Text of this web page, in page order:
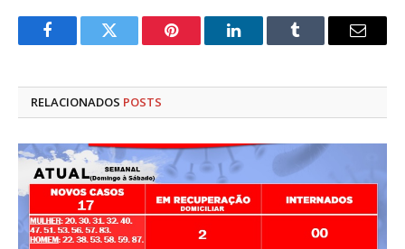
FacebookTwitter Pinterest LinkedInTumblr
E-
RELACIONADOS POSTS